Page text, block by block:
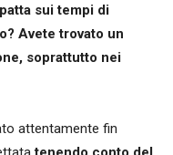
sui tempi di
Avete trovato un
soprattutto nei
attentamente fin